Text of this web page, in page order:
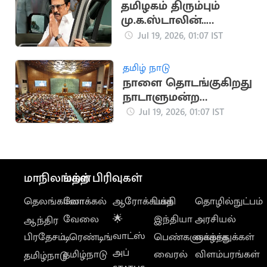
தமிழகம் திரும்பும்
மு.க.ஸ்டாலின்..
வந்ததும் முதல்
Jul 19, 2026, 01:07 IST
தமிழ் நாடு
நாளை தொடங்குகிறது
நாடாளுமன்ற
மழைக்காலக்
Jul 19, 2026, 01:07 IST
மாநிலங்கள்
தெலங்கானா
ஆந்திர
பிரதேசம்
தமிழ்நாடு
மற்ற பிரிவுகள்
லோக்கல்
வேலை
டிரெண்டிங்
தமிழ்நாடு
ஆரோக்கியம்
🌟
வாட்ஸ்
அப்
பக்தி
இந்தியா
பெண்களுக்காக
வைரல்
தொழில்நுட்பம்
அரசியல்
வாழ்த்துக்கள்
விளம்பரங்கள்